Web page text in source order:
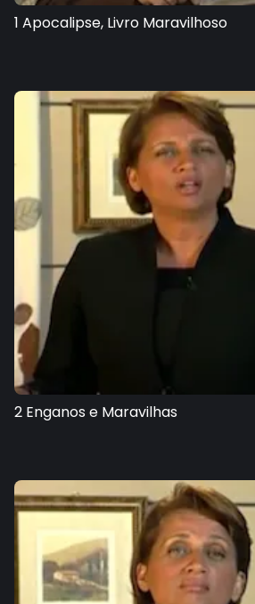
1 Apocalipse, Livro Maravilhoso
2 Enganos e Maravilhas